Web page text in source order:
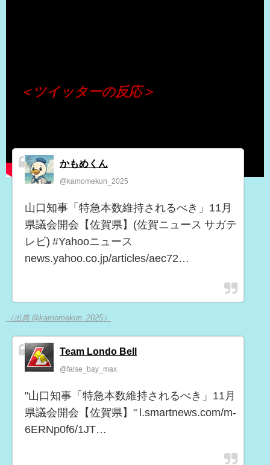
＜ツイッターの反応＞
かもめくん
@kamomekun_2025
山口知事「特急本数維持されるべき」11月
県議会開会【佐賀県】(佐賀ニュース サガテ
レビ) #Yahooニュース
news.yahoo.co.jp/articles/aec72…
（出典 @kamomekun_2025）
Team Londo Bell
@false_bay_max
"山口知事「特急本数維持されるべき」11月
県議会開会【佐賀県】" l.smartnews.com/m-
6ERNp0f6/1JT…